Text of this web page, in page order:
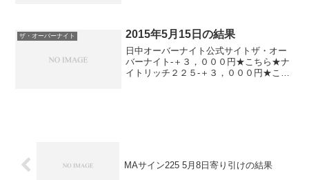
円★こちら...
ザ・オーバーナイト 2015年5月15日の結果
日中オーバーナイト公式サイトザ・オー
バーナイト-＋３，０００円★こちら★ナ
イトリッチ２２５-＋３，０００円★こち
MAサイン225 5月8日寄り引けの結果